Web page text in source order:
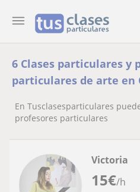
6 Clases particulares y
particulares de arte en
En Tusclasesparticulares
profesores particulares
15€/h
Victoria